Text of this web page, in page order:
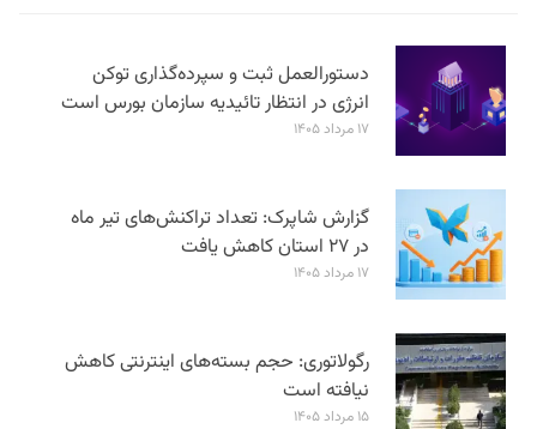
دستورالعمل ثبت و سپرده‌گذاری توکن
انرژی در انتظار تائیدیه سازمان بورس است
۱۷ مرداد ۱۴۰۵
گزارش شاپرک: تعداد تراکنش‌های تیر ماه
در ۲۷ استان‌ کاهش یافت
۱۷ مرداد ۱۴۰۵
رگولاتوری: حجم بسته‌های اینترنتی کاهش
نیافته است
۱۵ مرداد ۱۴۰۵